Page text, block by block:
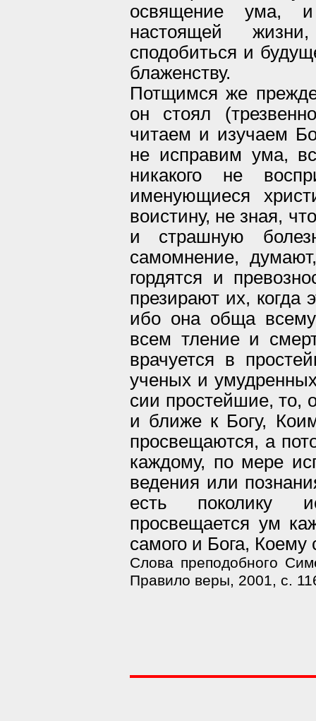
освящение ума,
настоящей
сподобиться и
блаженству.
Потщимся же
он стоял
читаем и изучаем
не исправим ума,
никакого не
именующиеся
воистину, не зная,
и страшную
самомнение,
гордятся и
презирают их, когда
ибо она обща
всем тление и
врачуется в
ученых и
сии простейшие, то,
и ближе к Богу,
просвещаются, а
каждому, по мере
ведения или
есть поколику
просвещается ум
самого и Бога,
Слова преподобного
Правило веры, 2001, с.